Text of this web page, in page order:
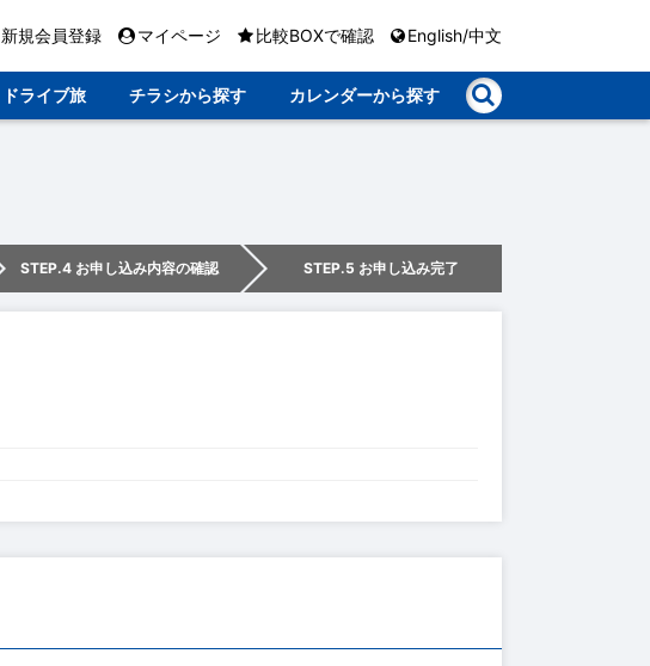
新規会員登録 マイページ 比較BOXで確認 English/中文
ドライブ旅 チラシから探す カレンダーから探す
STEP.4 お申し込み内容の確認 STEP.5 お申し込み完了